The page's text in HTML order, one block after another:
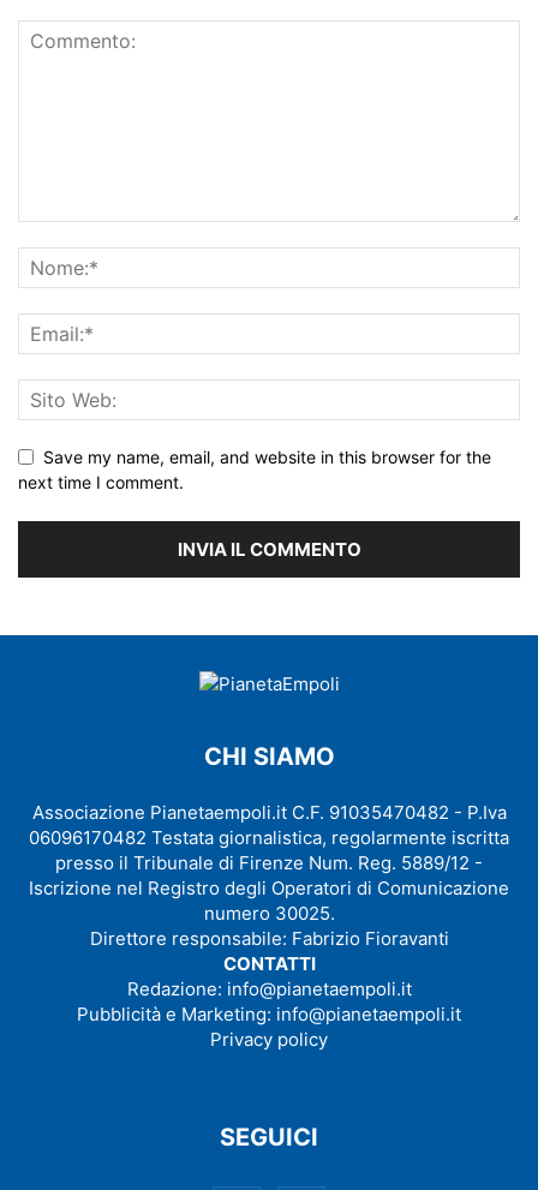
Save my name, email, and website in this browser for the
next time I comment.
CHI SIAMO
Associazione Pianetaempoli.it C.F. 91035470482 - P.Iva
06096170482 Testata giornalistica, regolarmente iscritta
presso il Tribunale di Firenze Num. Reg. 5889/12 -
Iscrizione nel Registro degli Operatori di Comunicazione
numero 30025.
Direttore responsabile: Fabrizio Fioravanti
CONTATTI
Redazione: info@pianetaempoli.it
Pubblicità e Marketing: info@pianetaempoli.it
Privacy policy
SEGUICI